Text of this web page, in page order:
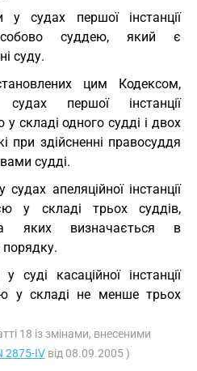
у судах першої інстанції
суддею, який є
суду.
цим Кодексом,
першої інстанції
складі одного судді і двох
при здійсненні правосуддя
судді.
апеляційної інстанції
у складі трьох суддів,
яких визначається в
суді касаційної інстанції
у складі не менше трьох
18 із змінами, внесеними
2875-IVвід 08.09.2005 )